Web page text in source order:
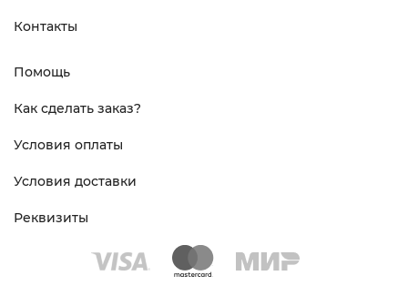
Контакты
Помощь
Как сделать заказ?
Условия оплаты
Условия доставки
Реквизиты